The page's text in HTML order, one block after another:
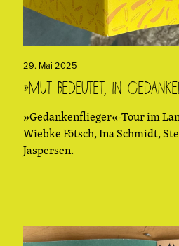
29. Mai 2025
»Mut bedeutet, in
»Gedankenflieger«-Tour im
Wiebke Fötsch, Ina Schmidt,
Jaspersen.